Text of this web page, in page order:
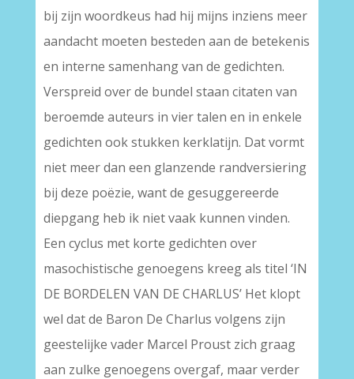
bij zijn woordkeus had hij mijns inziens meer
aandacht moeten besteden aan de betekenis
en interne samenhang van de gedichten.
Verspreid over de bundel staan citaten van
beroemde auteurs in vier talen en in enkele
gedichten ook stukken kerklatijn. Dat vormt
niet meer dan een glanzende randversiering
bij deze poëzie, want de gesuggereerde
diepgang heb ik niet vaak kunnen vinden.
Een cyclus met korte gedichten over
masochistische genoegens kreeg als titel ‘IN
DE BORDELEN VAN DE CHARLUS’ Het klopt
wel dat de Baron De Charlus volgens zijn
geestelijke vader Marcel Proust zich graag
aan zulke genoegens overgaf, maar verder